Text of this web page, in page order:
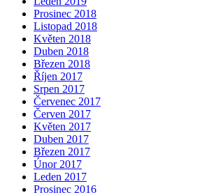
Prosinec 2018
Listopad 2018
Květen 2018
Duben 2018
Březen 2018
Říjen 2017
Srpen 2017
Červenec 2017
Červen 2017
Květen 2017
Duben 2017
Březen 2017
Únor 2017
Leden 2017
Prosinec 2016